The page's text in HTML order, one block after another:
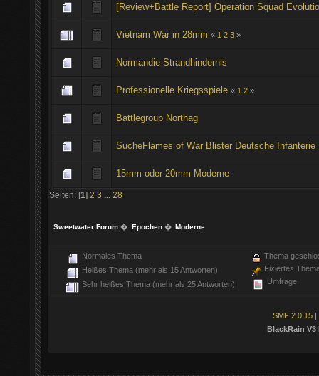
[Review+Battle Report] Operation Squad
Vietnam War in 28mm « 1 2 3 »
Normandie Strandhindernis
Professionelle Kriegsspiele « 1 2 »
Battlegroup Northag
SucheFlames of War Blister Deutsche Infanterie
15mm oder 20mm Moderne
Seiten: [1] 2 3 28
Sweetwater Forum � Epochen� Moderne
Normales Thema
Heißes Thema (mehr als 15 Antworten)
Sehr heißes Thema (mehr als 25 Antworten)
Thema
Fixiertes
Umfrage
SMF 2.0.15 |
BlackRain V3